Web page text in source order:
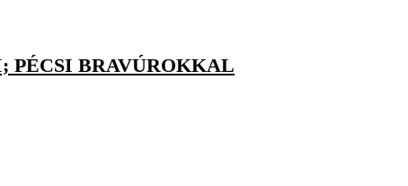
PÉCSI BRAVÚROKKAL